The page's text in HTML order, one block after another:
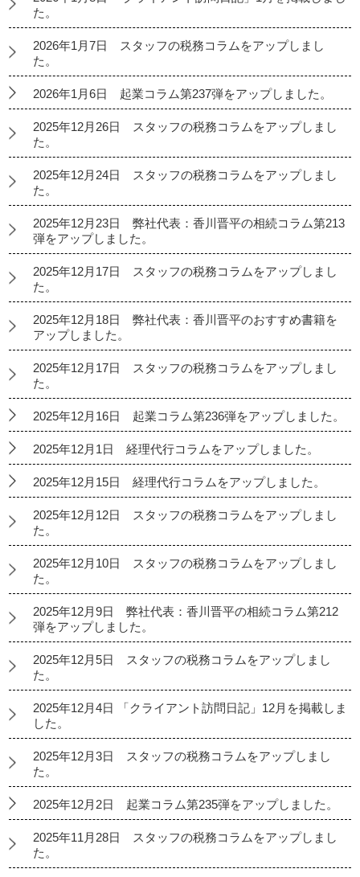
た。
2026年1月7日 スタッフの税務コラムをアップしまし
た。
2026年1月6日 起業コラム第237弾をアップしました。
2025年12月26日 スタッフの税務コラムをアップしまし
た。
2025年12月24日 スタッフの税務コラムをアップしまし
た。
2025年12月23日 弊社代表：香川晋平の相続コラム第213
弾をアップしました。
2025年12月17日 スタッフの税務コラムをアップしまし
た。
2025年12月18日 弊社代表：香川晋平のおすすめ書籍を
アップしました。
2025年12月17日 スタッフの税務コラムをアップしまし
た。
2025年12月16日 起業コラム第236弾をアップしました。
2025年12月1日 経理代行コラムをアップしました。
2025年12月15日 経理代行コラムをアップしました。
2025年12月12日 スタッフの税務コラムをアップしまし
た。
2025年12月10日 スタッフの税務コラムをアップしまし
た。
2025年12月9日 弊社代表：香川晋平の相続コラム第212
弾をアップしました。
2025年12月5日 スタッフの税務コラムをアップしまし
た。
2025年12月4日 「クライアント訪問日記」12月を掲載しま
した。
2025年12月3日 スタッフの税務コラムをアップしまし
た。
2025年12月2日 起業コラム第235弾をアップしました。
2025年11月28日 スタッフの税務コラムをアップしまし
た。